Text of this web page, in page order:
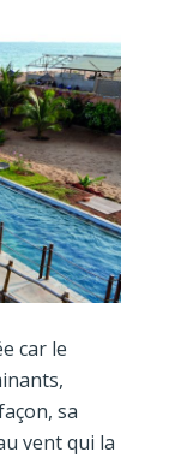
car le
sa
vent qui la